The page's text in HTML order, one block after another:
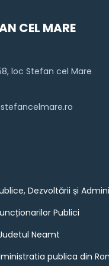
CEL MARE
loc Stefan cel Mare
Dezvoltării și
Publici
Neamt
publica din